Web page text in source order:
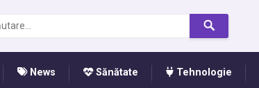
News Sănătate Tehnologie